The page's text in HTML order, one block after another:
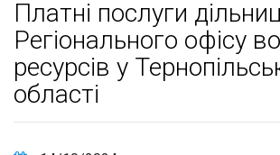
Платні послуги
Регіонального офісу
ресурсів у
області